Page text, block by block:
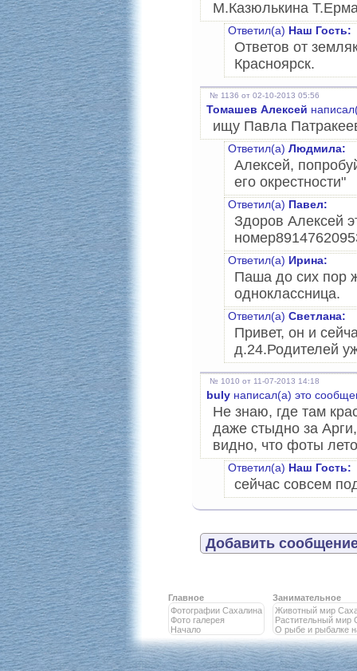
М.Казюлькина
Ответил(а) Наш Гость:
Ответов от
Красноярск.
№ 1136 от 02-10-2013 05:56
Томашев Алексей
ищу Павла
Ответил(а) Людмила:
Алексей,
его окрестности"
Ответил(а) Павел:
Здоров Алексей
Ответил(а) Ирина:
Паша до сих пор
одноклассница.
Ответил(а) Светлана:
Привет, он и
д.24.Родителей
№ 1010 от 11-07-2013 14:18
buly написал(а) это
Не знаю, где там
даже стыдно за
видно, что фоты
Ответил(а) Наш Гость:
сейчас совсем
Добавить
Главное
Фотографии Сахалина
Фото галерея
Начало
Занимательное
Животный мир
Растительный мир
О рыбе и рыбалке